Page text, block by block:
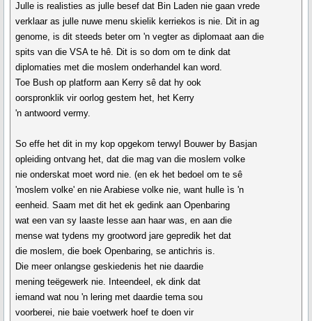
Julle is realisties as julle besef dat Bin Laden nie gaan vrede
verklaar as julle nuwe menu skielik kerriekos is nie. Dit in ag
genome, is dit steeds beter om 'n vegter as diplomaat aan die
spits van die VSA te hê. Dit is so dom om te dink dat
diplomaties met die moslem onderhandel kan word.
Toe Bush op platform aan Kerry sê dat hy ook
oorspronklik vir oorlog gestem het, het Kerry
'n antwoord vermy.
So effe het dit in my kop opgekom terwyl Bouwer by Basjan
opleiding ontvang het, dat die mag van die moslem volke
nie onderskat moet word nie. (en ek het bedoel om te sê
'moslem volke' en nie Arabiese volke nie, want hulle ìs 'n
eenheid. Saam met dit het ek gedink aan Openbaring
wat een van sy laaste lesse aan haar was, en aan die
mense wat tydens my grootword jare gepredik het dat
die moslem, die boek Openbaring, se antichris is.
Die meer onlangse geskiedenis het nie daardie
mening teëgewerk nie. Inteendeel, ek dink dat
iemand wat nou 'n lering met daardie tema sou
voorberei, nie baie voetwerk hoef te doen vir